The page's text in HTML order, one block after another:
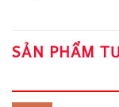
SẢN PHẨM